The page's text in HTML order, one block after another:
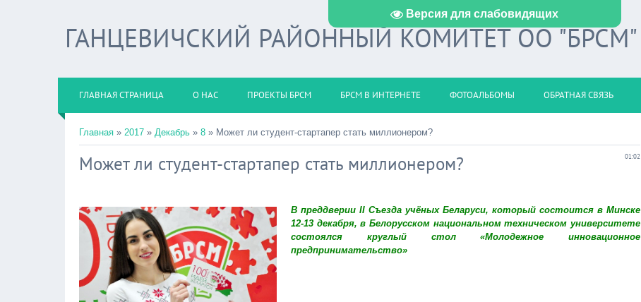
Версия для слабовидящих
ГАНЦЕВИЧСКИЙ РАЙОННЫЙ КОМИТЕТ ОО "БРСМ"
ГЛАВНАЯ СТРАНИЦА О НАС ПРОЕКТЫ БРСМ БРСМ В ИНТЕРНЕТЕ ФОТОАЛЬБОМЫ ОБРАТНАЯ СВЯЗЬ
Главная » 2017 » Декабрь » 8 » Может ли студент-стартапер стать миллионером?
01:02
Может ли студент-стартапер стать миллионером?
В преддверии II Съезда учёных Беларуси, который состоится в Минске
12-13 декабря, в Белорусском национальном техническом университете
состоялся круглый стол «Молодежное инновационное
предпринимательство»